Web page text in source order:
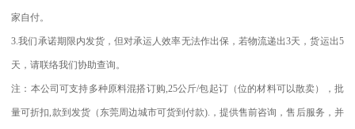
家自付。
3.我们承诺期限内发货，但对承运人效率无法作出保，若物流递出3天，货运出5
天，请联络我们协助查询。
注：本公司可支持多种原料混搭订购 ,25公斤/包起订（位的材料可以散卖），批
量可折扣 款到发货（东莞周边城市可货到付款). ，提供售前咨询，售后服务，并